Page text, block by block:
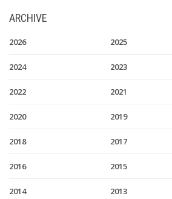
ARCHIVE
2026 2025
2024 2023
2022 2021
2020 2019
2018 2017
2016 2015
2014 2013